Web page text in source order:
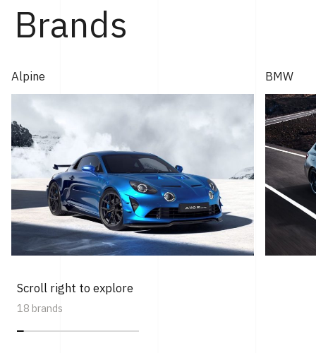
Brands
Alpine BMW
Scroll right to explore
18 brands